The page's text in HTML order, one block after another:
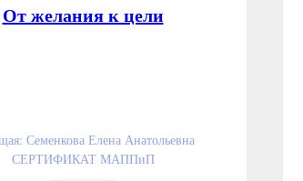
От желания к цели
Семенкова Елена Анатольевна
СЕРТИФИКАТ МАППиП